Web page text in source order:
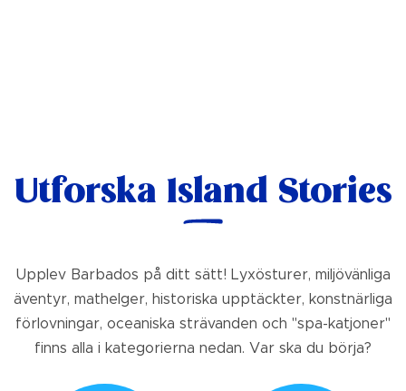
Utforska Island Stories
Upplev Barbados på ditt sätt! Lyxösturer, miljövänliga
äventyr, mathelger, historiska upptäckter, konstnärliga
förlovningar, oceaniska strävanden och "spa-katjoner"
finns alla i kategorierna nedan. Var ska du börja?